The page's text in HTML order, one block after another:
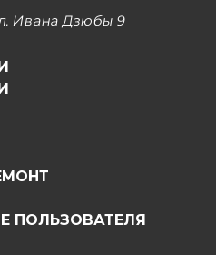
Ивана Дзюбы 9
ПОЛЬЗОВАТЕЛЯ